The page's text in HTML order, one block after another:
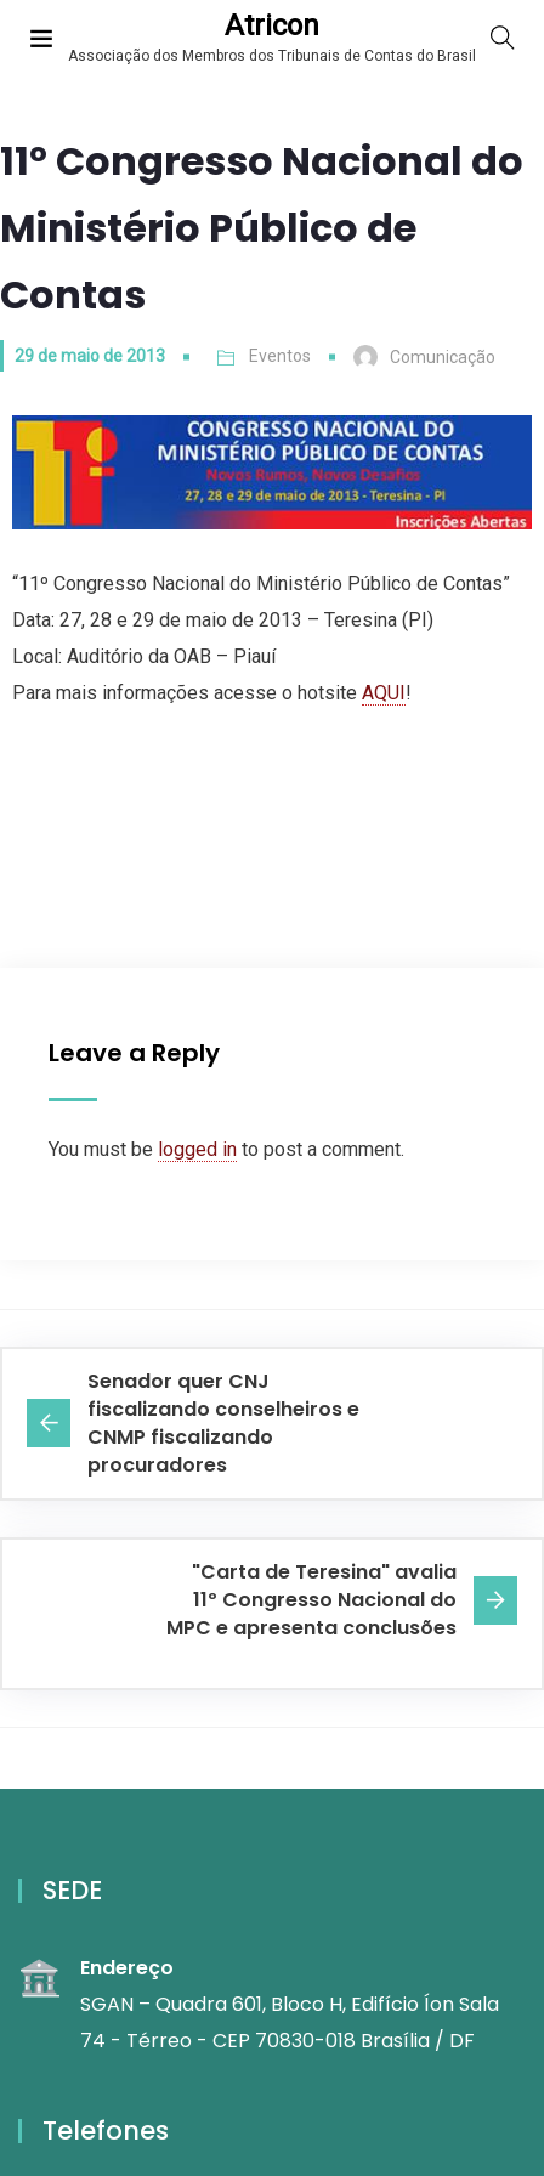
Atricon
Associação dos Membros dos Tribunais de Contas do Brasil
11º Congresso Nacional do
Ministério Público de
Contas
29 de maio de 2013 Eventos Comunicação
“11º Congresso Nacional do Ministério Público de Contas”
Data: 27, 28 e 29 de maio de 2013 – Teresina (PI)
Local: Auditório da OAB – Piauí
Para mais informações acesse o hotsite AQUI !
Leave a Reply
You must be logged in to post a comment.
Senador quer CNJ
fiscalizando conselheiros e
CNMP fiscalizando
procuradores
"Carta de Teresina" avalia
11º Congresso Nacional do
MPC e apresenta conclusões
SEDE
Endereço
SGAN – Quadra 601, Bloco H, Edifício Íon Sala
74 - Térreo - CEP 70830-018 Brasília / DF
Telefones